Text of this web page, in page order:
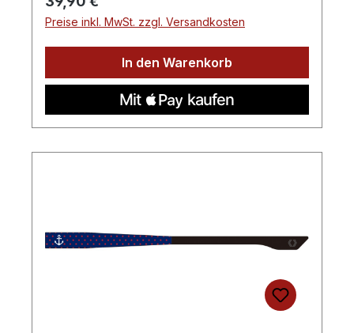
Preise inkl. MwSt. zzgl. Versandkosten
In den Warenkorb